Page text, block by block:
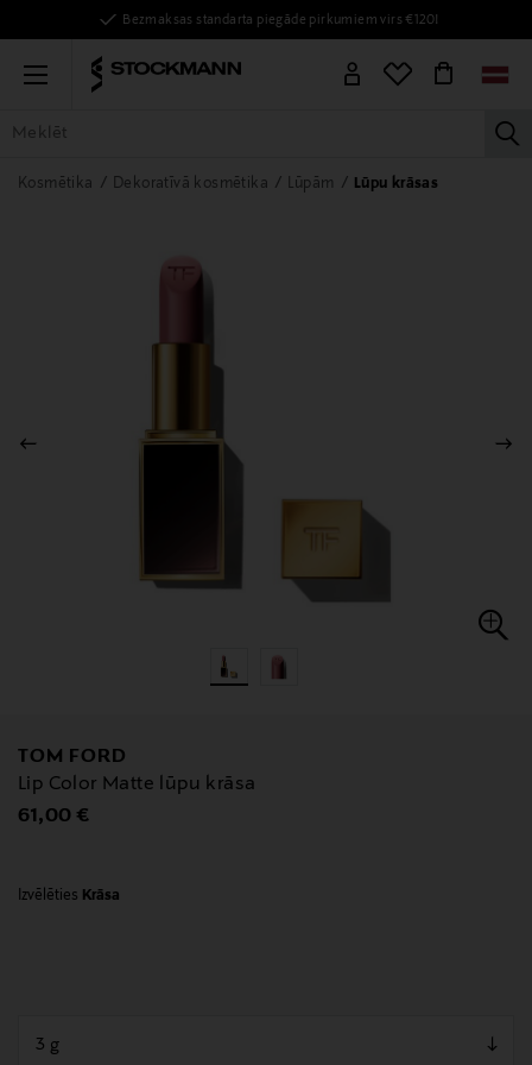
Bezmaksas standarta piegāde pirkumiem virs €120!
Menu
VISAS PRECES SIEVIETĒM VĪRIEŠIEM BĒRNIEM
Kosmētika Dekoratīvā kosmētika Lūpām Lūpu krāsas
TOM FORD
Lip Color Matte lūpu krāsa
Original Price
61,00 €
Izvēlēties Krāsa